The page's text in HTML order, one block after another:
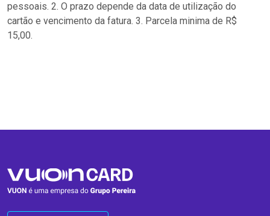
pessoais. 2. O prazo depende da data de utilização do
cartão e vencimento da fatura. 3. Parcela minima de R$
15,00.